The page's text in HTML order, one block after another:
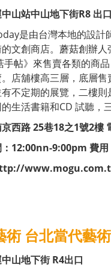
山站中山地下街R8 出
是由台灣本地的設計
文創商店。蘑菇創辦
手帖》來售賣各類的商
店舖樓高三層，底層
不定期的展覽，二樓
生活書籍和CD 試聽，
西路 25巷18之1號2樓
12:00nn-9:00pm 費用
術 台北當代藝
山地下街 R4出口